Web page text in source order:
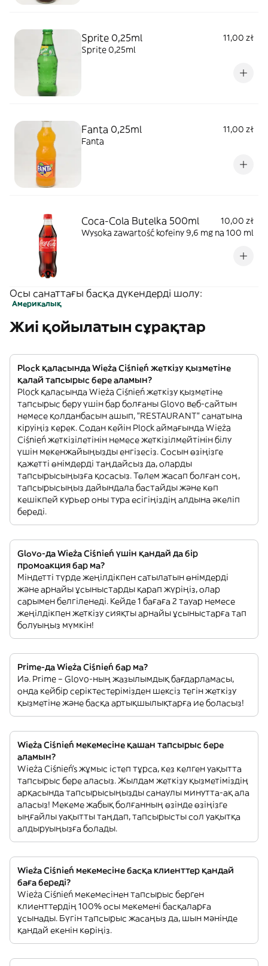
Sprite 0,25ml
11,00 zł
Sprite 0,25ml
Fanta 0,25ml
11,00 zł
Fanta
Coca-Cola Butelka 500ml
10,00 zł
Wysoka zawartość kofeiny 9,6 mg na 100 ml
Осы санаттағы басқа дүкендерді шолу:
Америкалық
Жиі қойылатын сұрақтар
Plock қаласында Wieża Ciśnień жеткізу қызметіне
қалай тапсырыс бере аламын?
Plock қаласында Wieża Ciśnień жеткізу қызметіне
тапсырыс беру үшін бар болғаны Glovo веб-сайтын
немесе қолданбасын ашып, "RESTAURANT" санатына
кіруіңіз керек. Содан кейін Plock аймағында Wieża
Ciśnień жеткізілетінін немесе жеткізілмейтінін білу
үшін мекенжайыңызды енгізесіз. Сосын өзіңізге
қажетті өнімдерді таңдайсыз да, оларды
тапсырысыңызға қосасыз. Төлем жасап болған соң,
тапсырысыңыз дайындала бастайды және көп
кешікпей курьер оны тура есігіңіздің алдына әкеліп
береді.
Glovo-да Wieża Ciśnień үшін қандай да бір
промоакция бар ма?
Міндетті түрде жеңілдікпен сатылатын өнімдерді
және арнайы ұсыныстарды қарап жүріңіз, олар
сарымен белгіленеді. Кейде 1 бағаға 2 тауар немесе
жеңілдікпен жеткізу сияқты арнайы ұсыныстарға тап
болуыңыз мүмкін!
Prime-да Wieża Ciśnień бар ма?
Иә. Prime – Glovo-ның жазылымдық бағдарламасы,
онда кейбір серіктестерімізден шексіз тегін жеткізу
қызметіне және басқа артықшылықтарға ие боласыз!
Wieża Ciśnień мекемесіне қашан тапсырыс бере
аламын?
Wieża Ciśnień’s жұмыс істеп тұрса, кез келген уақытта
тапсырыс бере аласыз. Жылдам жеткізу қызметіміздің
арқасында тапсырысыңызды санаулы минутта-ақ ала
аласыз! Мекеме жабық болғанның өзінде өзіңізге
ыңғайлы уақытты таңдап, тапсырысты сол уақытқа
алдыруыңызға болады.
Wieża Ciśnień мекемесіне басқа клиенттер қандай
баға береді?
Wieża Ciśnień мекемесінен тапсырыс берген
клиенттердің 100% осы мекемені басқаларға
ұсынады. Бүгін тапсырыс жасаңыз да, шын мәнінде
қандай екенін көріңіз.